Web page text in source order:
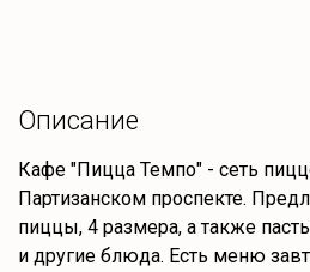
Описание
Кафе "Пицца Темпо" - сеть
Партизанском проспекте.
пиццы, 4 размера, а также
и другие блюда. Есть меню